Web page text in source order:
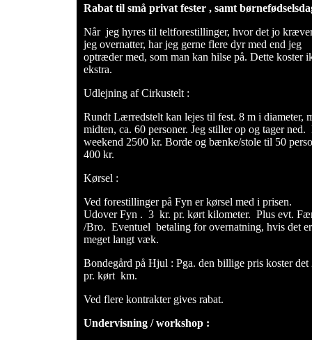
Rabat til små privat fester , samt
Når jeg hyres til teltforestillinger, hvor det jo
jeg overnatter, har jeg gerne flere dyr med end jeg
optræder med, som man kan hilse på. Dette koster
ekstra.
Udlejning af Cirkustelt :
Rundt Lærredstelt kan lejes til fest. 8 m i diameter,
midten, ca. 60 personer. Jeg stiller op og tager ned.
weekend 2500 kr. Borde og bænke/stole til 50
400 kr.
Kørsel :
Ved forestillinger på Fyn er kørsel med i prisen.
Udover Fyn . 3 kr. pr. kørt kilometer. Plus evt.
/Bro. Eventuel betaling for overnatning, hvis det er
meget langt væk.
Bondegård på Hjul : Pga. den billige pris koster det
pr. kørt km.
Ved flere kontrakter gives rabat.
Undervisning / workshop :